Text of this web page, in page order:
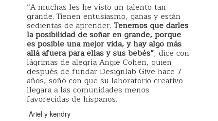
“A muchas les he visto un talento tan
grande. Tienen entusiasmo, ganas y están
sedientas de aprender. Tenemos que darles
la posibilidad de soñar en grande, porque
es posible una mejor vida, y hay algo más
allá afuera para ellas y sus bebés”, dice con
lágrimas de alegría Angie Cohen, quien
después de fundar Designlab Give hace 7
años, soñó con que su laboratorio creativo
llegara a las comunidades menos
favorecidas de hispanos.
Ariel y kendry